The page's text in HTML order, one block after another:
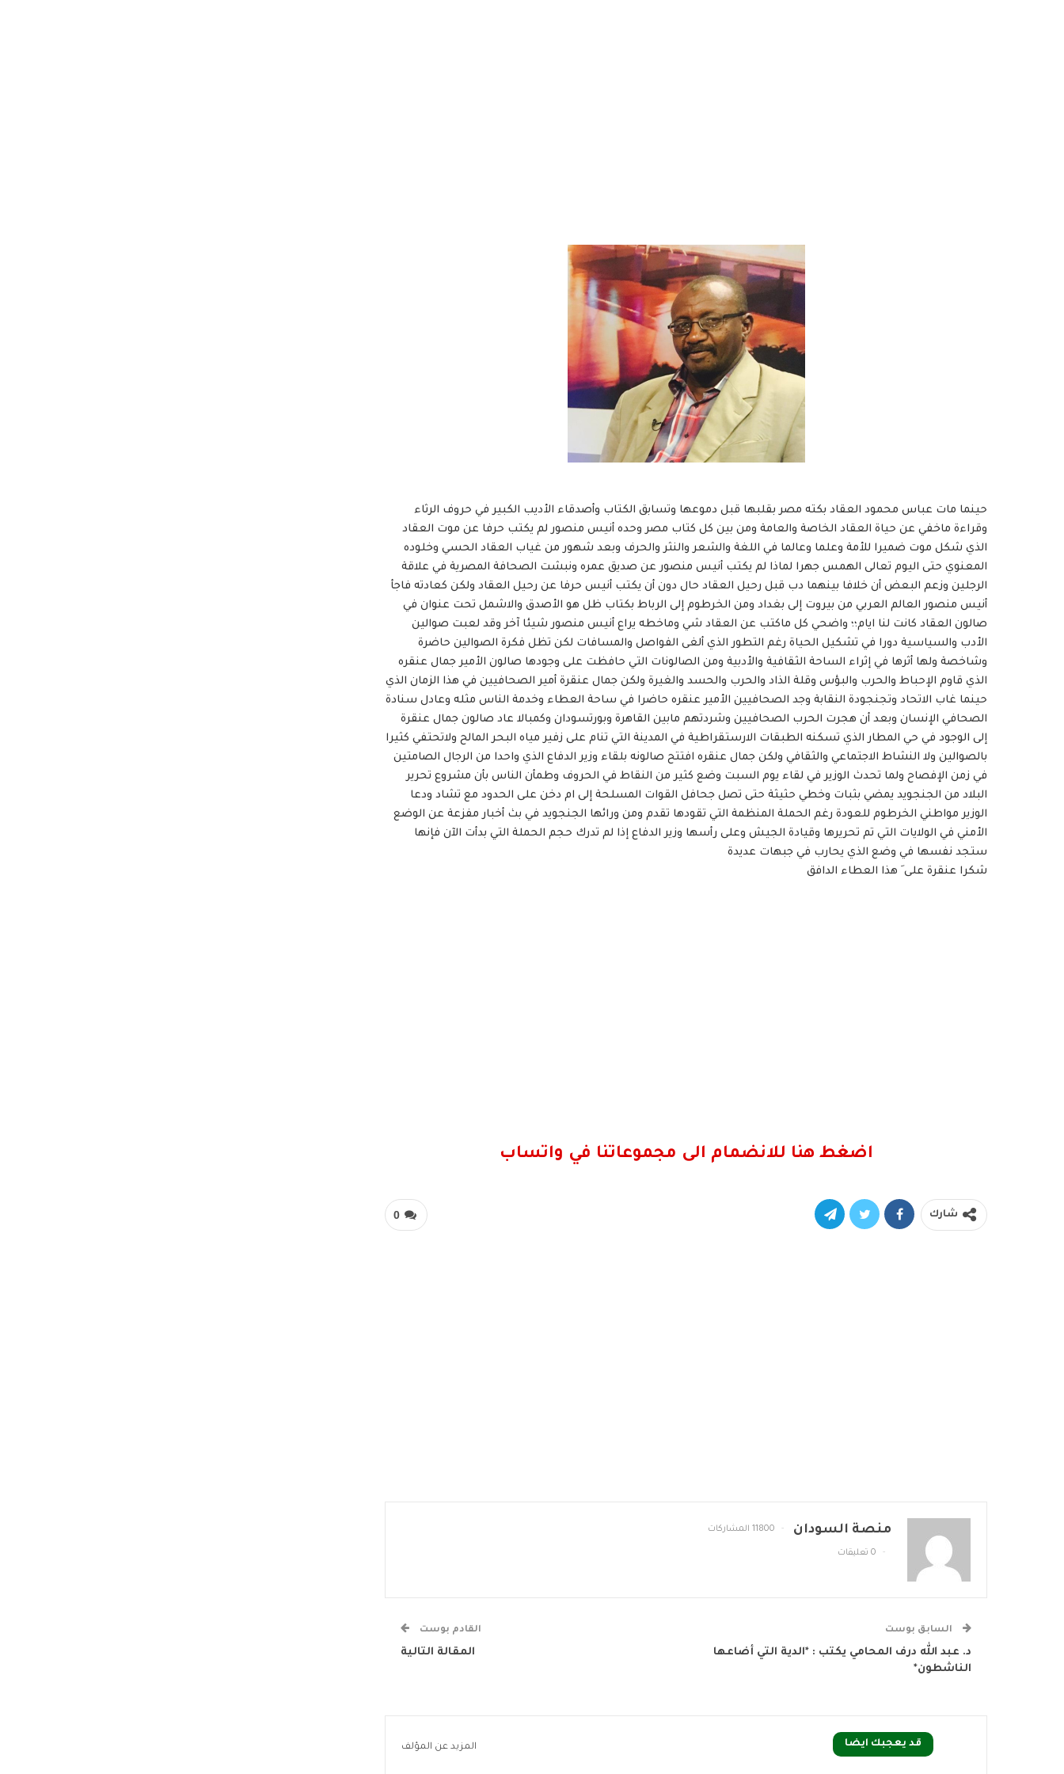
حينما مات عباس محمود العقاد بكته مصر بقلبها قبل دموعها وتسابق الكتاب وأصدقاء الأديب الكبير في حروف الرثاء
وقراءة ماخفي عن حياة العقاد الخاصة والعامة ومن بين كل كتاب مصر وحده أنيس منصور لم يكتب حرفا عن موت العقاد
الذي شكل موت ضميرا للأمة وعلما وعالما في اللغة والشعر والنثر والحرف وبعد شهور من غياب العقاد الحسي وخلوده
المعنوي حتى اليوم تعالى الهمس جهرا لماذا لم يكتب أنيس منصور عن صديق عمره ونبشت الصحافة المصرية في علاقة
الرجلين وزعم البعض أن خلافا بينهما دب قبل رحيل العقاد حال دون أن يكتب أنيس حرفا عن رحيل العقاد ولكن كعادته فاجأ
أنيس منصور العالم العربي من بيروت إلى بغداد ومن الخرطوم إلى الرباط بكتاب ظل هو الأصدق والاشمل تحت عنوان في
صالون العقاد كانت لنا ايام؛؛ واضحي كل ماكتب عن العقاد شي وماخطه يراع أنيس منصور شيئا آخر وقد لعبت صوالين
الأدب والسياسية دورا في تشكيل الحياة رغم التطور الذي ألغى الفواصل والمسافات لكن تظل فكرة الصوالين حاضرة
وشاخصة ولها أثرها في إثراء الساحة الثقافية والأدبية ومن الصالونات التي حافظت على وجودها صالون الأمير جمال عنقره
الذي قاوم الإحباط والحرب والبؤس وقلة الذاد والحرب والحسد والغيرة ولكن جمال عنقرة أمير الصحافيين في هذا الزمان الذي
حينما غاب الاتحاد وتجنجودة النقابة وجد الصحافيين الأمير عنقره حاضرا في ساحة العطاء وخدمة الناس مثله وعادل سنادة
الصحافي الإنسان وبعد أن هجرت الحرب الصحافيين وشردتهم مابين القاهرة وبورتسودان وكمبالا عاد صالون جمال عنقرة
إلى الوجود في حي المطار الذي تسكنه الطبقات الارستقراطية في المدينة التي تنام على زفير مياه البحر المالح ولاتحتفي كثيرا
بالصوالين ولا النشاط الاجتماعي والثقافي ولكن جمال عنقره افتتح صالونه بلقاء وزير الدفاع الذي واحدا من الرجال الصامتين
في زمن الإفصاح ولما تحدث الوزير في لقاء يوم السبت وضع كثير من النقاط في الحروف وطمأن الناس بأن مشروع تحرير
البلاد من الجنجويد يمضي بثبات وخطي حثيثة حتى تصل جحافل القوات المسلحة إلى ام دخن على الحدود مع تشاد ودعا
الوزير مواطني الخرطوم للعودة رغم الحملة المنظمة التي تقودها تقدم ومن ورائها الجنجويد في بث أخبار مفزعة عن الوضع
الأمني في الولايات التي تم تحريرها وقيادة الجيش وعلى رأسها وزير الدفاع إذا لم تدرك حجم الحملة التي بدأت الآن فإنها
ستجد نفسها في وضع الذي يحارب في جبهات عديدة
شكرا عنقرة على َ هذا العطاء الدافق
اضغط هنا للانضمام الى مجموعاتنا في واتساب
0 شارك
منصة السودان 11800 المشاركات
0 تعليقات
السابق بوست
د. عبد الله درف المحامي يكتب : *الدية التي أضاعها
الناشطون*
القادم بوست
المقالة التالية
قد يعجبك ايضا المزيد عن المؤلف